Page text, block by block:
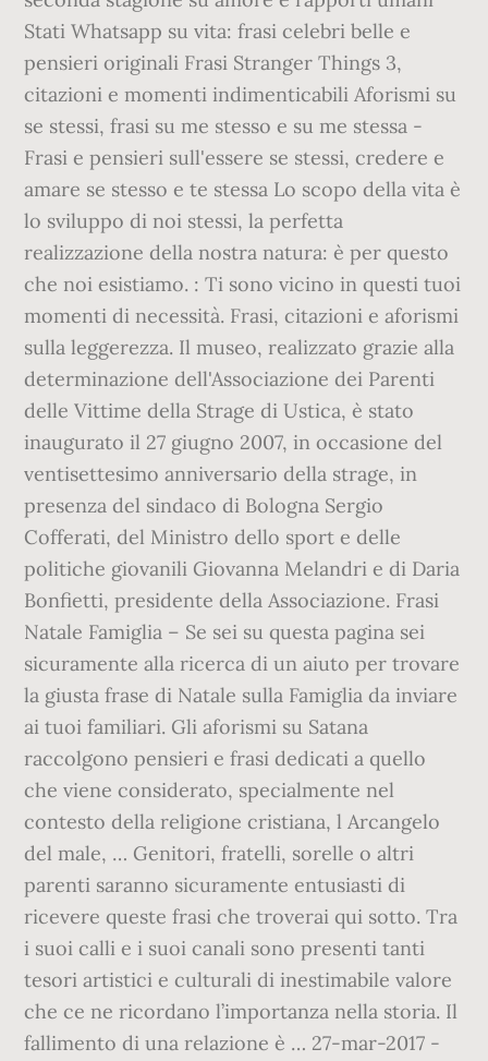
Stati Whatsapp su vita: frasi celebri belle e
pensieri originali Frasi Stranger Things 3,
citazioni e momenti indimenticabili Aforismi su
se stessi, frasi su me stesso e su me stessa -
Frasi e pensieri sull'essere se stessi, credere e
amare se stesso e te stessa Lo scopo della vita è
lo sviluppo di noi stessi, la perfetta
realizzazione della nostra natura: è per questo
che noi esistiamo. : Ti sono vicino in questi tuoi
momenti di necessità. Frasi, citazioni e aforismi
sulla leggerezza. Il museo, realizzato grazie alla
determinazione dell'Associazione dei Parenti
delle Vittime della Strage di Ustica, è stato
inaugurato il 27 giugno 2007, in occasione del
ventisettesimo anniversario della strage, in
presenza del sindaco di Bologna Sergio
Cofferati, del Ministro dello sport e delle
politiche giovanili Giovanna Melandri e di Daria
Bonfietti, presidente della Associazione. Frasi
Natale Famiglia – Se sei su questa pagina sei
sicuramente alla ricerca di un aiuto per trovare
la giusta frase di Natale sulla Famiglia da inviare
ai tuoi familiari. Gli aforismi su Satana
raccolgono pensieri e frasi dedicati a quello
che viene considerato, specialmente nel
contesto della religione cristiana, l Arcangelo
del male, … Genitori, fratelli, sorelle o altri
parenti saranno sicuramente entusiasti di
ricevere queste frasi che troverai qui sotto. Tra
i suoi calli e i suoi canali sono presenti tanti
tesori artistici e culturali di inestimabile valore
che ce ne ricordano l’importanza nella storia. Il
fallimento di una relazione è … 27-mar-2017 -